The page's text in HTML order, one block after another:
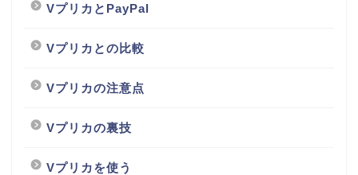
VプリカとPayPal
Vプリカとの比較
Vプリカの注意点
Vプリカの裏技
Vプリカを使う